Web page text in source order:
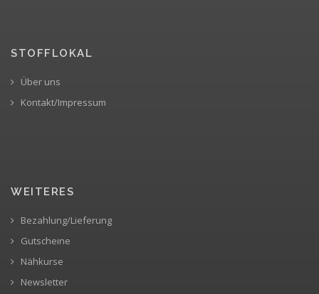
STOFFLOKAL
Über uns
Kontakt/Impressum
WEITERES
Bezahlung/Lieferung
Gutscheine
Nähkurse
Newsletter